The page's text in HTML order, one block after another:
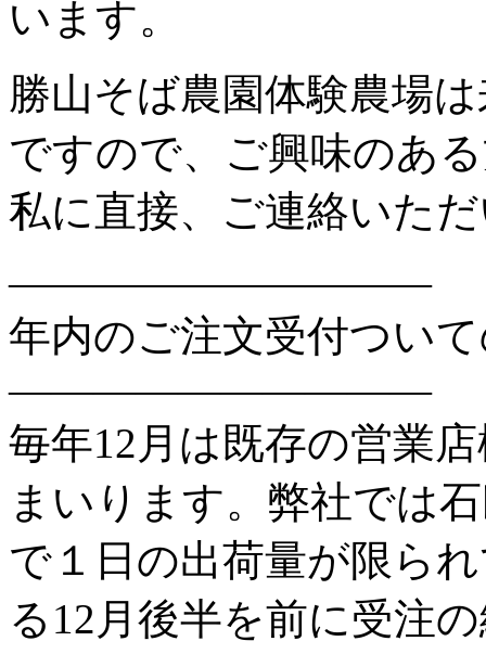
います。
勝山そば農園体験農場
ですので、ご興味のあ
私に直接、ご連絡いた
——————————
年内のご注文受付つい
——————————
毎年12月は既存の営業
まいります。弊社では
で１日の出荷量が限ら
る12月後半を前に受注